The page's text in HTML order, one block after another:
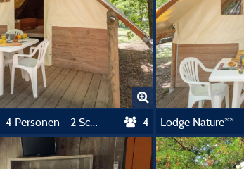
Lodge Nature** - 4 Personen - 2 Schlafzimmer - Ohne Sanitäranlagen 4